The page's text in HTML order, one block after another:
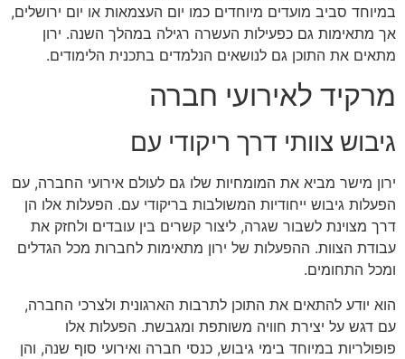
במיוחד סביב מועדים מיוחדים כמו יום העצמאות או יום ירושלים,
אך מתאימות גם כפעילות העשרה רגילה במהלך השנה. ירון
מתאים את התוכן גם לנושאים הנלמדים בתכנית הלימודים.
מרקיד לאירועי חברה
גיבוש צוותי דרך ריקודי עם
ירון מישר מביא את המומחיות שלו גם לעולם אירועי החברה, עם
הפעלות גיבוש ייחודיות המשולבות בריקודי עם. הפעלות אלו הן
דרך מצוינת לשבור שגרה, ליצור קשרים בין עובדים ולחזק את
עבודת הצוות. ההפעלות של ירון מתאימות לחברות מכל הגדלים
ומכל התחומים.
הוא יודע להתאים את התוכן לתרבות הארגונית ולצרכי החברה,
עם דגש על יצירת חוויה משותפת ומגבשת. הפעלות אלו
פופולריות במיוחד בימי גיבוש, כנסי חברה ואירועי סוף שנה, והן